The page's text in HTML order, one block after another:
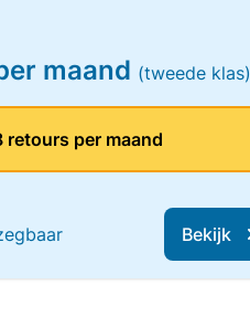
maand (tweede klas)
retours per maand
Bekijk